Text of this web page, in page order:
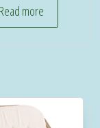
Read more